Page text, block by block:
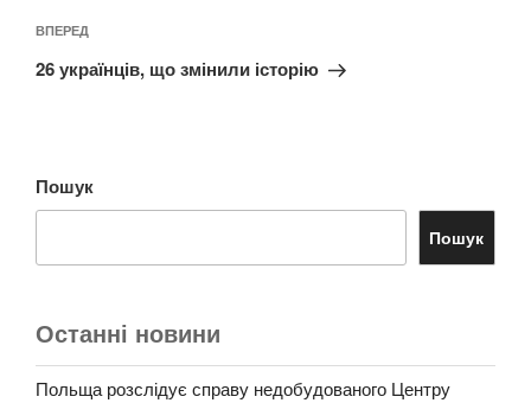
Наступний
запис
ВПЕРЕД
26 українців, що змінили історію
Пошук
Пошук
Останні новини
Польща розслідує справу недобудованого Центру